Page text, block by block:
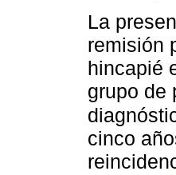
La
remisión
hincapié
grupo de
cinco